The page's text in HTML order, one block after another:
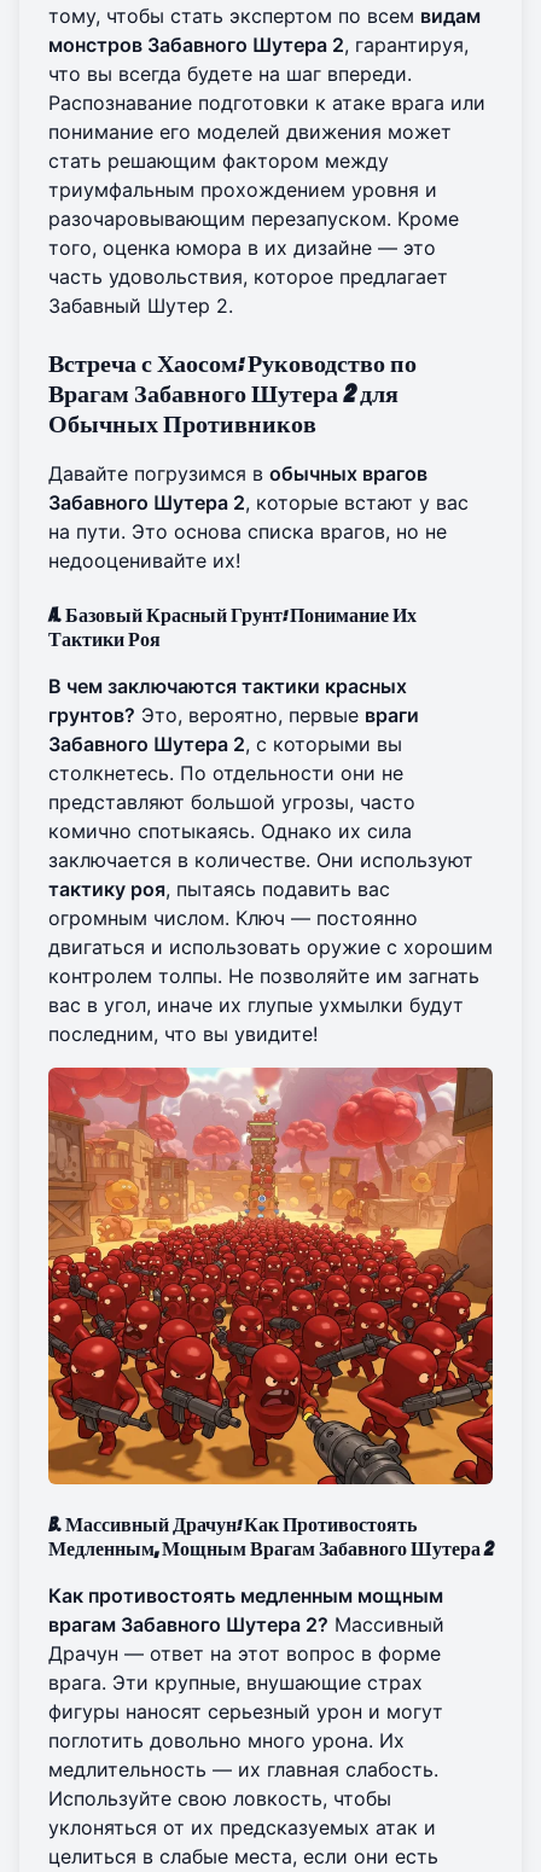
тому, чтобы стать экспертом по всем видам
монстров Забавного Шутера 2, гарантируя,
что вы всегда будете на шаг впереди.
Распознавание подготовки к атаке врага или
понимание его моделей движения может
стать решающим фактором между
триумфальным прохождением уровня и
разочаровывающим перезапуском. Кроме
того, оценка юмора в их дизайне — это
часть удовольствия, которое предлагает
Забавный Шутер 2.
Встреча с Хаосом: Руководство по
Врагам Забавного Шутера 2 для
Обычных Противников
Давайте погрузимся в обычных врагов
Забавного Шутера 2, которые встают у вас
на пути. Это основа списка врагов, но не
недооценивайте их!
A. Базовый Красный Грунт: Понимание Их
Тактики Роя
В чем заключаются тактики красных
грунтов? Это, вероятно, первые враги
Забавного Шутера 2, с которыми вы
столкнетесь. По отдельности они не
представляют большой угрозы, часто
комично спотыкаясь. Однако их сила
заключается в количестве. Они используют
тактику роя, пытаясь подавить вас
огромным числом. Ключ — постоянно
двигаться и использовать оружие с хорошим
контролем толпы. Не позволяйте им загнать
вас в угол, иначе их глупые ухмылки будут
последним, что вы увидите!
B. Массивный Драчун: Как Противостоять
Медленным, Мощным Врагам Забавного Шутера 2
Как противостоять медленным мощным
врагам Забавного Шутера 2? Массивный
Драчун — ответ на этот вопрос в форме
врага. Эти крупные, внушающие страх
фигуры наносят серьезный урон и могут
поглотить довольно много урона. Их
медлительность — их главная слабость.
Используйте свою ловкость, чтобы
уклоняться от их предсказуемых атак и
целиться в слабые места, если они есть